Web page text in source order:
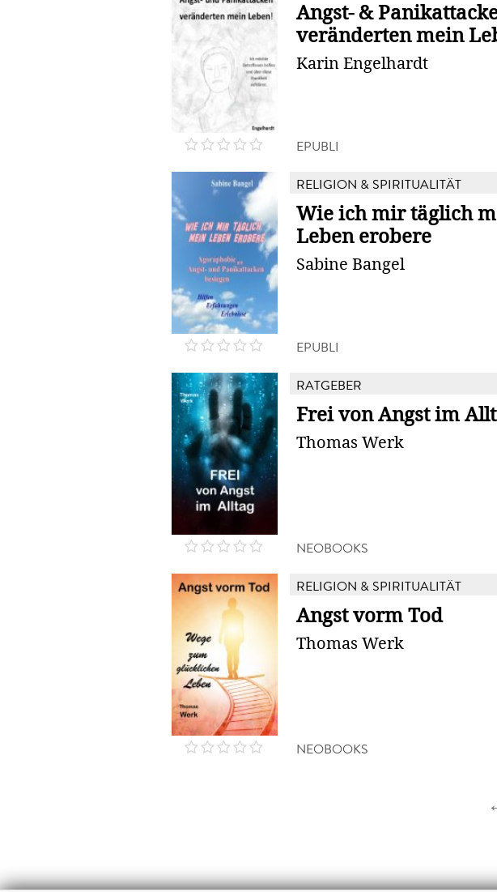
Angst- &
veränderten mein
Karin Engelhardt
EPUBLI
RELIGION & SPIRITUALITÄT
Wie ich mir täglich
Leben erobere
Sabine Bangel
EPUBLI
RATGEBER
Frei von Angst im
Thomas Werk
NEOBOOKS
RELIGION & SPIRITUALITÄT
Angst vorm Tod
Thomas Werk
NEOBOOKS